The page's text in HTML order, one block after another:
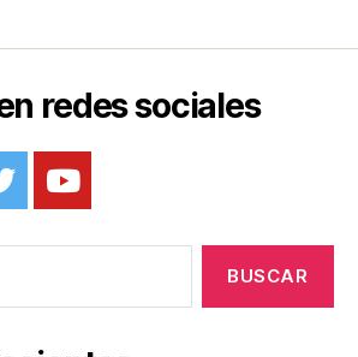
st ar
tir
redes sociales